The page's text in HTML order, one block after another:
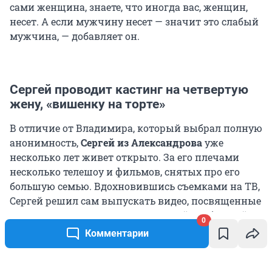
Комментарии
0
сами женщина, знаете, что иногда вас, женщин,
несет. А если мужчину несет — значит это слабый
мужчина, — добавляет он.
Сергей проводит кастинг на четвертую
жену, «вишенку на торте»
В отличие от Владимира, который выбрал полную
анонимность,Сергей из Александровауже
несколько лет живет открыто. За его плечами
несколько телешоу и фильмов, снятых про его
большую семью. Вдохновившись съемками на ТВ,
Сергей решил сам выпускать видео, посвященные
многоженству, патриархату и своей необычной
семье. Он очень активен в соцсетях: создал группу,
в которой публикует собственные видео и пишет